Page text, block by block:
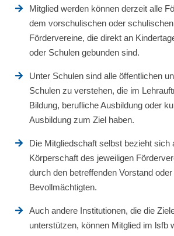
Mitglied werden können derzeit alle
dem vorschulischen oder
Fördervereine, die direkt an
oder Schulen gebunden sind.
Unter Schulen sind alle öffentlichen
Schulen zu verstehen, die im
Bildung, berufliche Ausbildung oder
Ausbildung zum Ziel haben.
Die Mitgliedschaft selbst bezieht sich
Körperschaft des jeweiligen
durch den betreffenden Vorstand
Bevollmächtigten.
Auch andere Institutionen, die die
unterstützen, können Mitglied im lsfb